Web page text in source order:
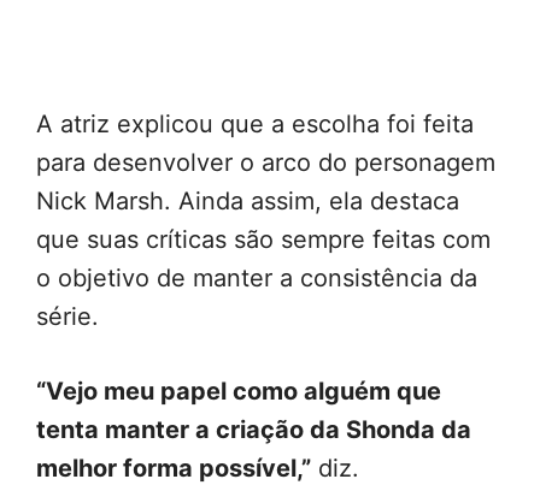
A atriz explicou que a escolha foi feita
para desenvolver o arco do personagem
Nick Marsh. Ainda assim, ela destaca
que suas críticas são sempre feitas com
o objetivo de manter a consistência da
série.
“Vejo meu papel como alguém que
tenta manter a criação da Shonda da
melhor forma possível,” diz.